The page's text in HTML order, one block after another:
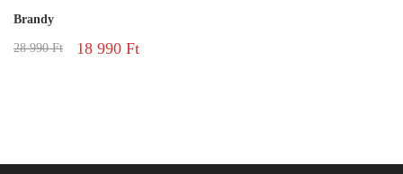
Brandy
28 990Ft 18 990 Ft